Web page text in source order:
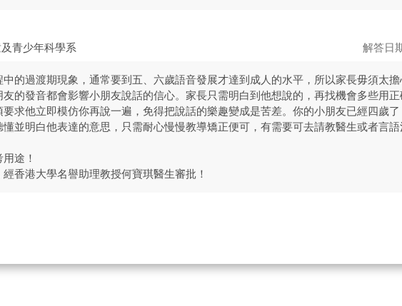
青少年科學系 解答日
的過渡期現象，通常要到五、六歲語音發展才達到成人的水平，所以家長毋須太擔
的發音都會影響小朋友說話的信心。家長只需明白到他想說的，再找機會多些用
求他立即模仿你再說一遍，免得把說話的樂趣變成是苦差。你的小朋友已經四歲
並明白他表達的意思，只需耐心慢慢教導矯正便可，有需要可去請教醫生或者言
途！
香港大學名譽助理教授何寶琪醫生審批！